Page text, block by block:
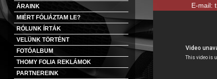
ÁRAINK
MIÉRT FÓLIÁZTAM LE?
RÓLUNK ÍRTÁK
VELÜNK TÖRTÉNT
FOTÓALBUM
THOMY FOLIA REKLÁMOK
PARTNEREINK
E-mail: